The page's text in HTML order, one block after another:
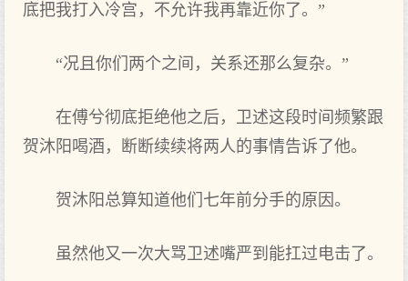
底把我打入冷宫，不允许我再靠近你了。”
“况且你们两个之间，关系还那么复杂。”
在傅兮彻底拒绝他之后，卫述这段时间频繁跟
贺沐阳喝酒，断断续续将两人的事情告诉了他。
贺沐阳总算知道他们七年前分手的原因。
虽然他又一次大骂卫述嘴严到能扛过电击了。